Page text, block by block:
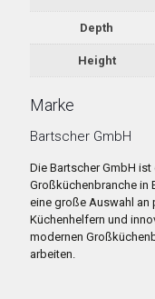
Depth
Height
Marke
Bartscher GmbH
Die Bartscher GmbH
Großküchenbranche in
eine große Auswahl an
Küchenhelfern und
modernen
arbeiten.